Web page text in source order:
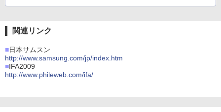
関連リンク
■日本サムスン
http://www.samsung.com/jp/index.htm
■IFA2009
http://www.phileweb.com/ifa/